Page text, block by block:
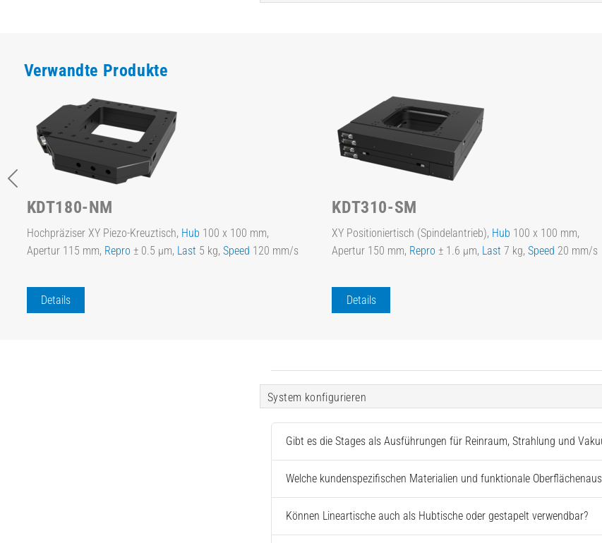
Verwandte Produkte
KDT180-NM
Hochpräziser XY Piezo-Kreuztisch, Hub 100 x 100 mm,
Apertur 115 mm, Repro ± 0.5 µm, Last 5 kg, Speed 120 mm/s
Details
KDT310-SM
XY Positioniertisch (Spindelantrieb), Hub 100 x 100 mm,
Apertur 150 mm, Repro ± 1.6 µm, Last 7 kg,Speed 20 mm/s
Details
System konfigurieren
Gibt es die Stages als Ausführungen für Reinraum, Strahlung und
Welche kundenspezifischen Materialien und funktionale
Können Lineartische auch als Hubtische oder gestapelt verwendbar?